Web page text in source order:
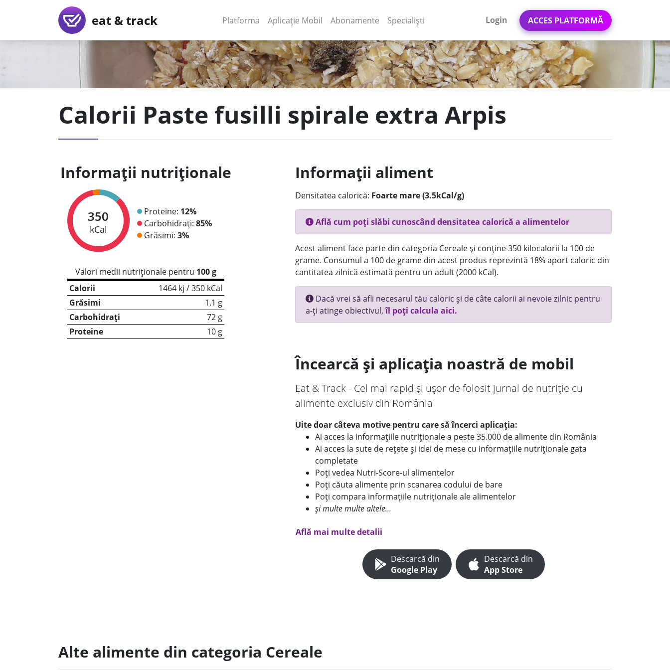
eat & track Platforma (current)
Aplicație Mobil (current)
Abonamente Specialiști Login ACCES PLATFORMĂ
Calorii Paste fusilli spirale extra Arpis
Informații nutriționale
350
kCal
Proteine: 12%
Carbohidrați: 85%
Grăsimi: 3%
Valori medii nutriționale pentru 100 g
Calorii
1464 kj / 350 kCal
Grăsimi
1.1 g
Carbohidrați
72 g
Proteine
10 g
Informații aliment
Densitatea calorică: Foarte mare (3.5kCal/g)
Află cum poți slăbi cunoscând densitatea calorică a alimentelor
Acest aliment face parte din categoria Cereale și conține 350 kilocalorii la 100 de
grame. Consumul a 100 de grame din acest produs reprezintă 18% aport caloric din
cantitatea zilnică estimată pentru un adult (2000 kCal).
Dacă vrei să afli necesarul tău caloric și de câte calorii ai nevoie zilnic pentru
a-ți atinge obiectivul,îl poți calcula aici.
Încearcă și aplicația noastră de mobil
Eat & Track - Cel mai rapid și ușor de folosit jurnal de nutriție cu
alimente exclusiv din România
Uite doar câteva motive pentru care să încerci aplicația:
Ai acces la informațiile nutriționale a peste 35.000 de alimente din România
Ai acces la sute de rețete și idei de mese cu informațiile nutriționale gata
completate
Poți vedea Nutri-Score-ul alimentelor
Poți căuta alimente prin scanarea codului de bare
Poți compara informațiile nutriționale ale alimentelor
și multe multe altele...
Află mai multe detalii
Descarcă din
Google Play
Descarcă din
App Store
Alte alimente din categoria Cereale